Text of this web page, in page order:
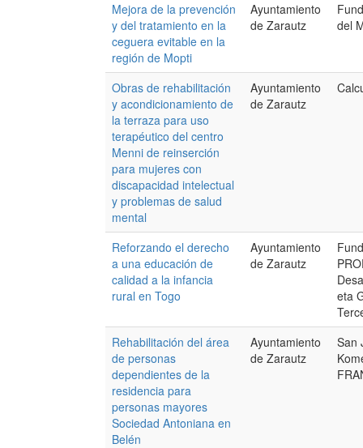
Mejora de la prevención
y del tratamiento en la
ceguera evitable en la
región de Mopti
Ayuntamiento
de Zarautz
del
Obras de rehabilitación
y acondicionamiento de
la terraza para uso
terapéutico del centro
Menni de reinserción
para mujeres con
discapacidad intelectual
y problemas de salud
mental
Ayuntamiento
de Zarautz
Reforzando el derecho
a una educación de
calidad a la infancia
rural en Togo
Ayuntamiento
de Zarautz
eta
Rehabilitación del área
de personas
dependientes de la
residencia para
personas mayores
Sociedad Antoniana en
Belén
Ayuntamiento
de Zarautz
San